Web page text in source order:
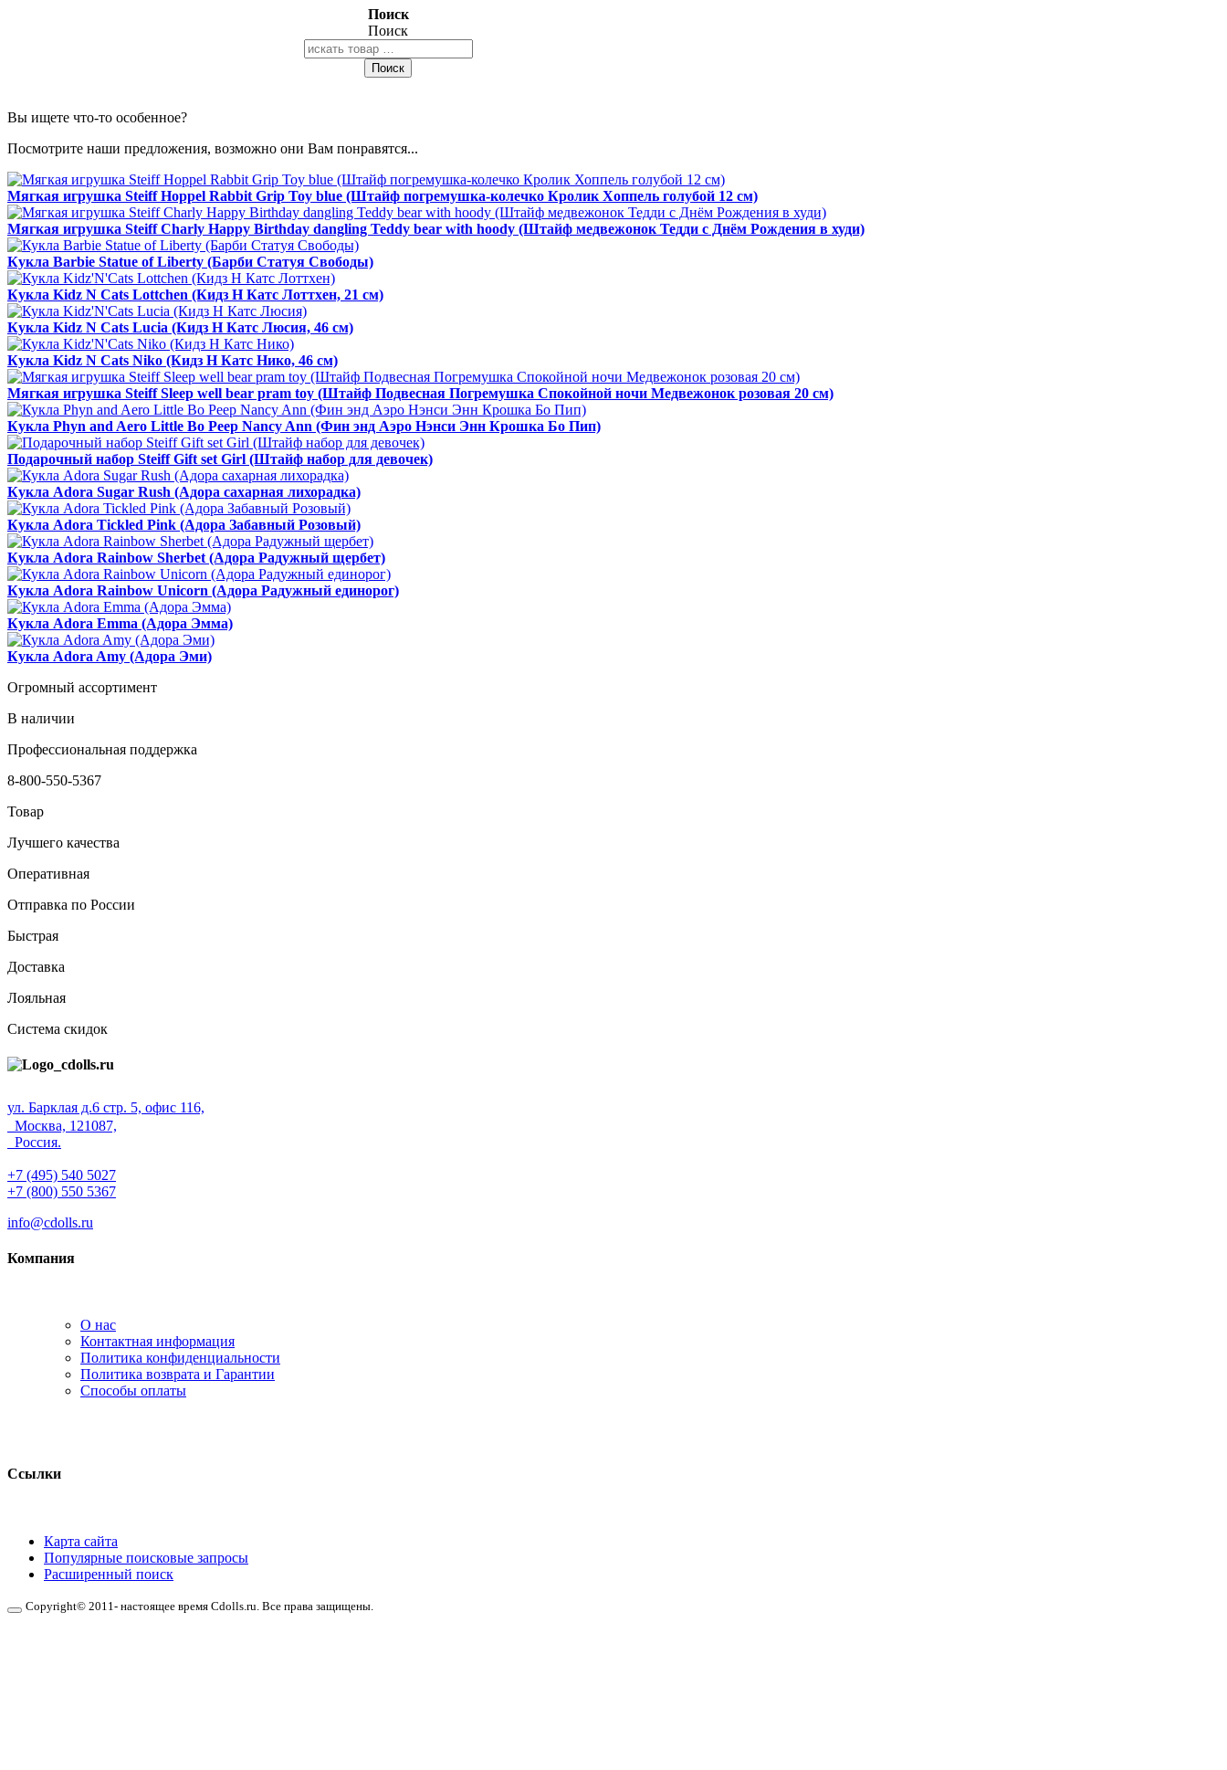
Поиск
Поиск
Поиск
Вы ищете что-то особенное?
Посмотрите наши предложения, возможно они Вам понравятся...
Мягкая игрушка Steiff Hoppel Rabbit Grip Toy blue (Штайф погремушка-колечко Кролик Хоппель голубой 12 см)
Мягкая игрушка Steiff Charly Happy Birthday dangling Teddy bear with hoody (Штайф медвежонок Тедди с Днём Рождения в худи)
Кукла Barbie Statue of Liberty (Барби Статуя Свободы)
Кукла Kidz N Cats Lottchen (Кидз Н Катс Лоттхен, 21 см)
Кукла Kidz N Cats Lucia (Кидз Н Катс Люсия, 46 см)
Кукла Kidz N Cats Niko (Кидз Н Катс Нико, 46 см)
Мягкая игрушка Steiff Sleep well bear pram toy (Штайф Подвесная Погремушка Спокойной ночи Медвежонок розовая 20 см)
Кукла Phyn and Aero Little Bo Peep Nancy Ann (Фин энд Аэро Нэнси Энн Крошка Бо Пип)
Подарочный набор Steiff Gift set Girl (Штайф набор для девочек)
Кукла Adora Sugar Rush (Адора сахарная лихорадка)
Кукла Adora Tickled Pink (Адора Забавный Розовый)
Кукла Adora Rainbow Sherbet (Адора Радужный щербет)
Кукла Adora Rainbow Unicorn (Адора Радужный единорог)
Кукла Adora Emma (Адора Эмма)
Кукла Adora Amy (Адора Эми)
Огромный ассортимент
В наличии
Профессиональная поддержка
8-800-550-5367
Товар
Лучшего качества
Оперативная
Отправка по России
Быстрая
Доставка
Лояльная
Система скидок
ул. Барклая д.6 стр. 5, офис 116,
Москва, 121087,
Россия.
+7 (495) 540 5027
+7 (800) 550 5367
info@cdolls.ru
Компания
О нас
Контактная информация
Политика конфиденциальности
Политика возврата и Гарантии
Способы оплаты
Ссылки
Карта сайта
Популярные поисковые запросы
Расширенный поиск
Copyright© 2011- настоящее время Cdolls.ru. Все права защищены.